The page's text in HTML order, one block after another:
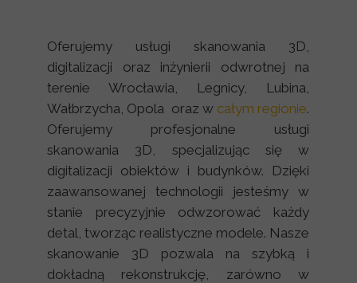
Oferujemy usługi skanowania 3D,
digitalizacji oraz inżynierii odwrotnej na
terenie Wrocławia, Legnicy, Lubina,
Wałbrzycha, Opola oraz w całym regionie.
Oferujemy profesjonalne usługi
skanowania 3D, specjalizując się w
digitalizacji obiektów i budynków. Dzięki
zaawansowanej technologii jesteśmy w
stanie precyzyjnie odwzorować każdy
detal, tworząc realistyczne modele. Nasze
skanowanie 3D pozwala na szybką i
dokładną rekonstrukcję, zarówno w